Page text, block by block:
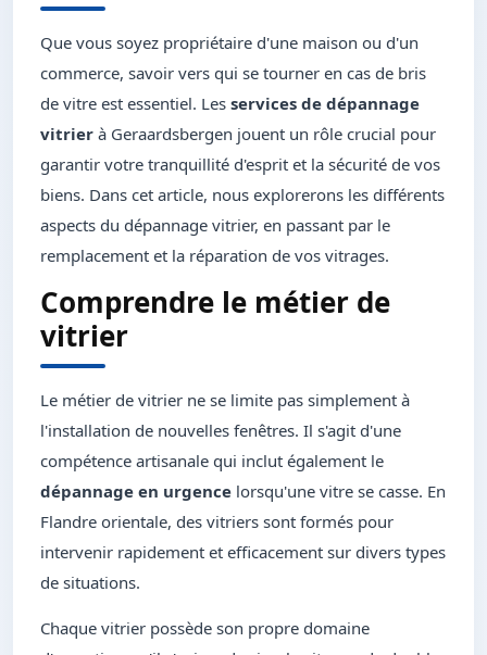
Que vous soyez propriétaire d'une maison ou d'un
commerce, savoir vers qui se tourner en cas de bris
de vitre est essentiel. Les services de dépannage
vitrier à Geraardsbergen jouent un rôle crucial pour
garantir votre tranquillité d'esprit et la sécurité de vos
biens. Dans cet article, nous explorerons les différents
aspects du dépannage vitrier, en passant par le
remplacement et la réparation de vos vitrages.
Comprendre le métier de
vitrier
Le métier de vitrier ne se limite pas simplement à
l'installation de nouvelles fenêtres. Il s'agit d'une
compétence artisanale qui inclut également le
dépannage en urgence lorsqu'une vitre se casse. En
Flandre orientale, des vitriers sont formés pour
intervenir rapidement et efficacement sur divers types
de situations.
Chaque vitrier possède son propre domaine